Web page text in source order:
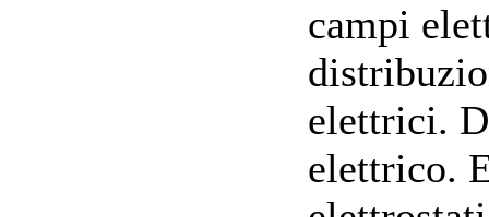
campi
elettrici.
elettrico.